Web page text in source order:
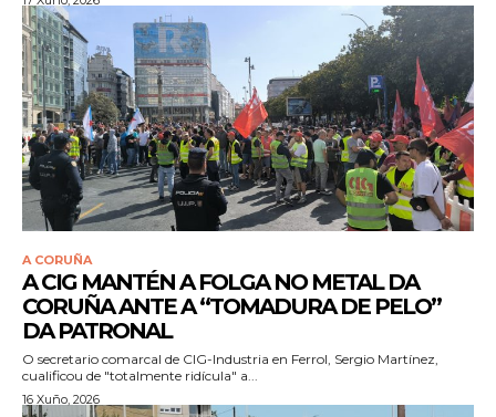
A CORUÑA
A CIG MANTÉN A FOLGA NO METAL DA
CORUÑA ANTE A “TOMADURA DE PELO”
DA PATRONAL
O secretario comarcal de CIG-Industria en Ferrol, Sergio Martínez,
cualificou de "totalmente ridícula" a...
16 Xuño, 2026